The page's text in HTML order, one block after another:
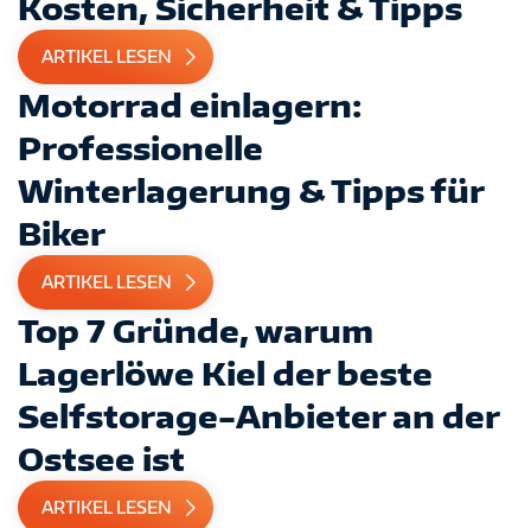
ARTIKEL LESEN
Motorrad einlagern:
Professionelle
Winterlagerung & Tipps für
Biker
ARTIKEL LESEN
Top 7 Gründe, warum
Lagerlöwe Kiel der beste
Selfstorage-Anbieter an der
Ostsee ist
ARTIKEL LESEN